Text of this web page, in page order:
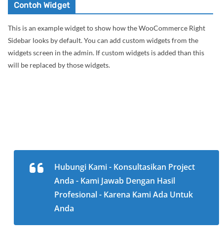
Contoh Widget
This is an example widget to show how the WooCommerce Right
Sidebar looks by default. You can add custom widgets from the
widgets screen in the admin. If custom widgets is added than this
will be replaced by those widgets.
Hubungi Kami - Konsultasikan Project
Anda - Kami Jawab Dengan Hasil
Profesional - Karena Kami Ada Untuk
Anda